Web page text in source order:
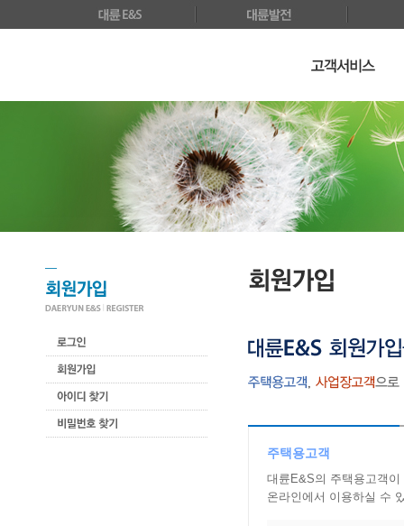
주택용고객
대륜E&S의 주택용고객
온라인에서 이용하실 수